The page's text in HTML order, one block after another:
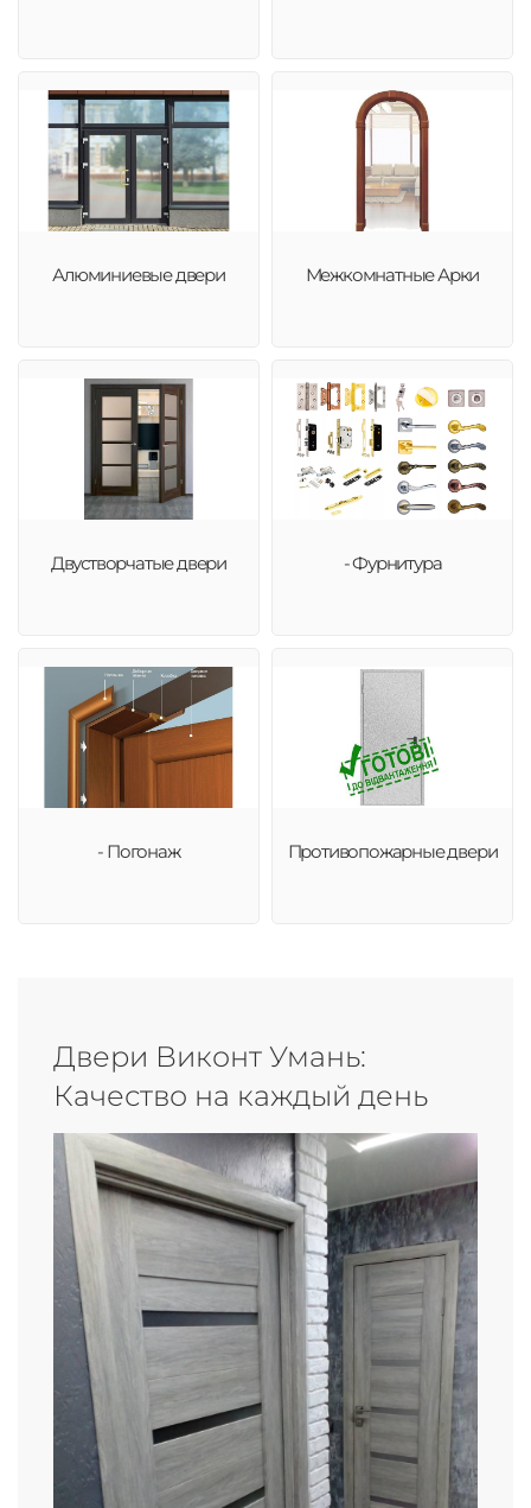
Алюминиевые двери Межкомнатные Арки
Двустворчатые двери - Фурнитура
- Погонаж Противопожарные двери
Двери Виконт Умань:
Качество на каждый день